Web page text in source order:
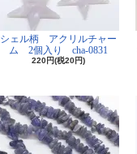
シェル柄 アクリルチャー
ム 2個入り cha-0831
220円(税20円)